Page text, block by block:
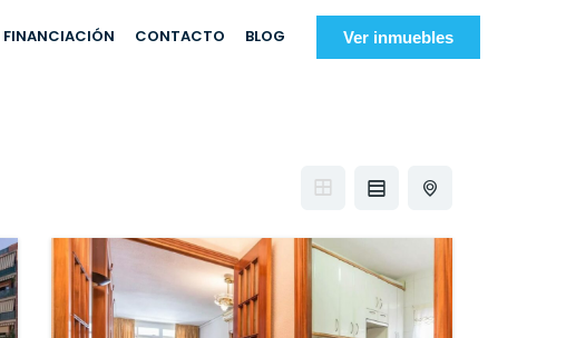
FINANCIACIÓN CONTACTO BLOG Ver inmuebles